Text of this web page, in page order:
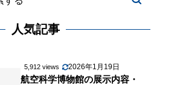
人気記事
5,912 views 2026年1月19日
航空科学博物館の展示内容・